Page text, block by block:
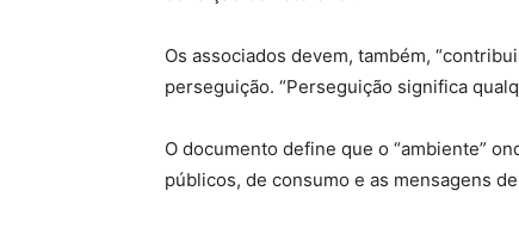
Os associados devem, também,
perseguição. “Perseguição significa
O documento define que o “ambiente”
públicos, de consumo e as mensagens